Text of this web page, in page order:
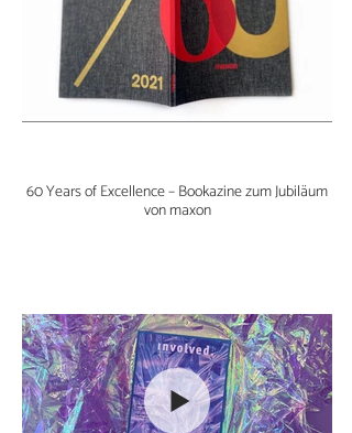
60 Years of Excellence – Bookazine zum Jubiläum
von maxon